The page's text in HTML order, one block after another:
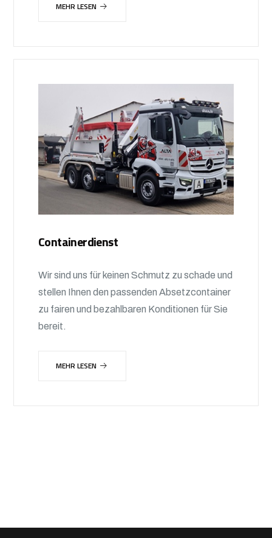
MEHR LESEN
Containerdienst
Wir sind uns für keinen Schmutz zu schade und
stellen Ihnen den passenden Absetzcontainer
zu fairen und bezahlbaren Konditionen für Sie
bereit.
MEHR LESEN